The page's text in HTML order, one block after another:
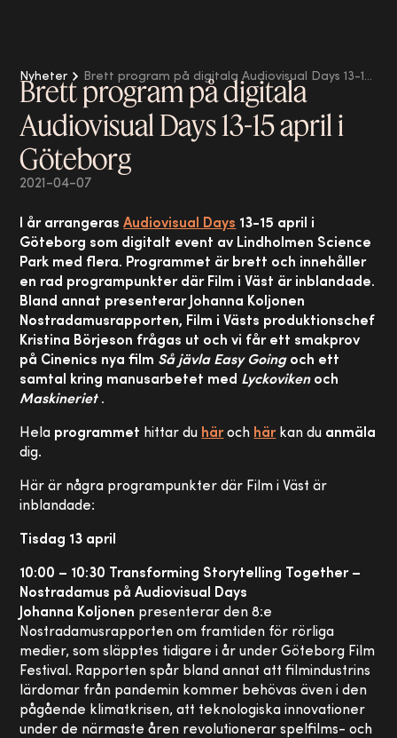
Nyheter Brett program på digitala Audiovisual Days 13-15 april i Göteborg
Brett program på digitala
Audiovisual Days 13-15 april i
Göteborg
2021-04-07
I år arrangerasAudiovisual Days 13-15 april i
Göteborg som digitalt event av Lindholmen Science
Park med flera. Programmet är brett och innehåller
en rad programpunkter där Film i Väst är inblandade.
Bland annat presenterar Johanna Koljonen
Nostradamusrapporten, Film i Västs produktionschef
Kristina Börjeson frågas ut och vi får ett smakprov
på Cinenics nya film Så jävla Easy Goingoch ett
samtal kring manusarbetet med Lyckovikenoch
Maskineriet.
Hela programmet hittar du häroch härkan du anmäla
dig.
Här är några programpunkter där Film i Väst är
inblandade:
Tisdag 13 april
10:00 – 10:30 Transforming Storytelling Together –
Nostradamus på Audiovisual Days
Johanna Koljonen presenterar den 8:e
Nostradamusrapporten om framtiden för rörliga
medier, som släpptes tidigare i år under Göteborg Film
Festival. Rapporten spår bland annat att filmindustrins
lärdomar från pandemin kommer behövas även i den
pågående klimatkrisen, att teknologiska innovationer
under de närmaste åren revolutionerar spelfilms- och